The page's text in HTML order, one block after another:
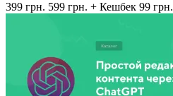
399 грн. 599 грн. + Кешбек 99 грн.